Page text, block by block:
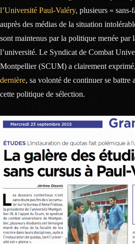
l’Université Paul-Valéry, plusieurs « sans-
auprès des médias de la situation
sont maintenus par la politique menée par
l’université. Le Syndicat de Combat
Montpellier (SCUM) a clairement exprimé,
dernière, sa volonté de continuer se battre
cette politique de sélection.